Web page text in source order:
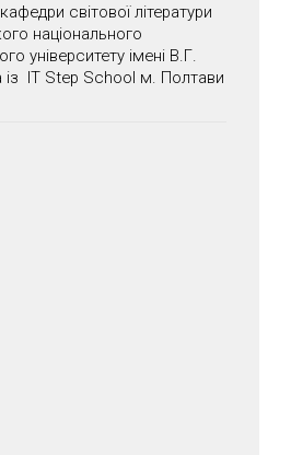
світової літератури
національного
університету імені В.Г.
із IT Step School м. Полтави